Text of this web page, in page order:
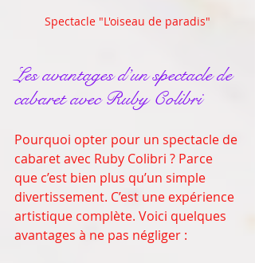
Spectacle "L'oiseau de paradis"
Les avantages d’un spectacle de
cabaret avec Ruby Colibri
Pourquoi opter pour un spectacle de
cabaret avec Ruby Colibri ? Parce
que c’est bien plus qu’un simple
divertissement. C’est une expérience
artistique complète. Voici quelques
avantages à ne pas négliger :